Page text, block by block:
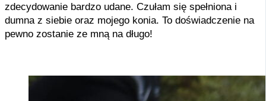
zdecydowanie bardzo udane. Czułam się spełniona i
dumna z siebie oraz mojego konia. To doświadczenie na
pewno zostanie ze mną na długo!